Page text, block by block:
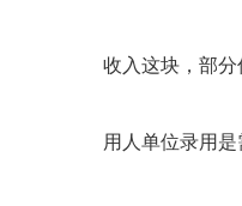
收入这块，部分
用人单位录用